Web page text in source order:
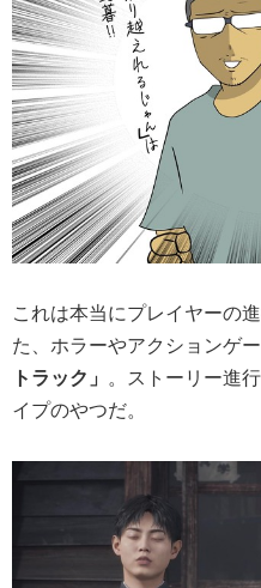
これは本当にプレイヤーの
た、ホラーやアクションゲ
トラック」 。ストーリー進
イプのやつだ。